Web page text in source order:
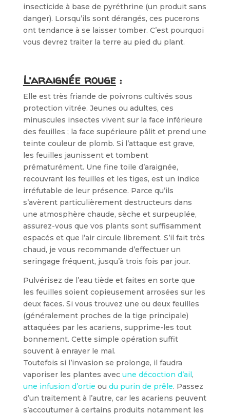
insecticide à base de pyréthrine (un produit sans
danger). Lorsqu’ils sont dérangés, ces pucerons
ont tendance à se laisser tomber. C’est pourquoi
vous devrez traiter la terre au pied du plant.
L’araignée rouge:
Elle est très friande de poivrons cultivés sous
protection vitrée. Jeunes ou adultes, ces
minuscules insectes vivent sur la face inférieure
des feuilles ; la face supérieure pâlit et prend une
teinte couleur de plomb. Si l’attaque est grave,
les feuilles jaunissent et tombent
prématurément. Une fine toile d’araignée,
recouvrant les feuilles et les tiges, est un indice
irréfutable de leur présence. Parce qu’ils
s’avèrent particulièrement destructeurs dans
une atmosphère chaude, sèche et surpeuplée,
assurez-vous que vos plants sont suffisamment
espacés et que l’air circule librement. S’il fait très
chaud, je vous recommande d’effectuer un
seringage fréquent, jusqu’à trois fois par jour.
Pulvérisez de l’eau tiède et faites en sorte que
les feuilles soient copieusement arrosées sur les
deux faces. Si vous trouvez une ou deux feuilles
(généralement proches de la tige principale)
attaquées par les acariens, supprime-les tout
bonnement. Cette simple opération suffit
souvent à enrayer le mal.
Toutefois si l’invasion se prolonge, il faudra
vaporiser les plantes avec une décoction d’ail,
une infusion d’ortie ou du purin de prêle. Passez
d’un traitement à l’autre, car les acariens peuvent
s’accoutumer à certains produits notamment les